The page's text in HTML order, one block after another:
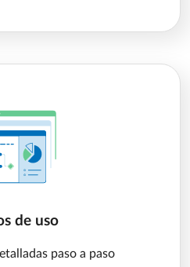
de uso
paso a paso